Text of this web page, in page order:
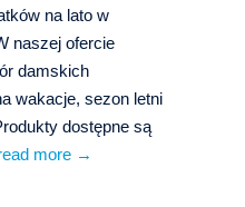
na lato w
naszej ofercie
damskich
wakacje, sezon letni
dostępne są
more →